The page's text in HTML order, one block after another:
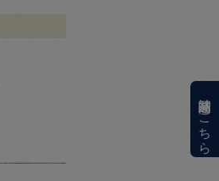
関連商品はこちら